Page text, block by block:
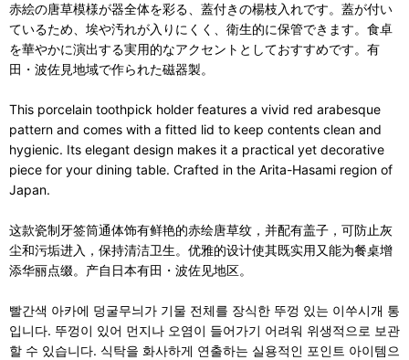
赤絵の唐草模様が器全体を彩る、蓋付きの楊枝入れです。蓋が付い
ているため、埃や汚れが入りにくく、衛生的に保管できます。食卓
を華やかに演出する実用的なアクセントとしておすすめです。有
田・波佐見地域で作られた磁器製。
This porcelain toothpick holder features a vivid red arabesque
pattern and comes with a fitted lid to keep contents clean and
hygienic. Its elegant design makes it a practical yet decorative
piece for your dining table. Crafted in the Arita-Hasami region of
Japan.
这款瓷制牙签筒通体饰有鲜艳的赤绘唐草纹，并配有盖子，可防止灰
尘和污垢进入，保持清洁卫生。优雅的设计使其既实用又能为餐桌增
添华丽点缀。产自日本有田・波佐见地区。
빨간색 아카에 덩굴무늬가 기물 전체를 장식한 뚜껑 있는 이쑤시개 통
입니다. 뚜껑이 있어 먼지나 오염이 들어가기 어려워 위생적으로 보관
할 수 있습니다. 식탁을 화사하게 연출하는 실용적인 포인트 아이템으